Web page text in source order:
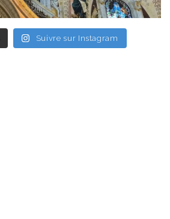
Suivre sur Instagram